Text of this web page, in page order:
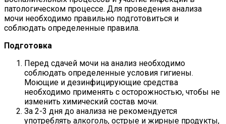
патологическом процессе. Для проведения анализа
мочи необходимо правильно подготовиться и
соблюдать определенные правила.
Подготовка
Перед сдачей мочи на анализ необходимо
соблюдать определенные условия гигиены.
Моющие и дезинфицирующие средства
необходимо применять с осторожностью, чтобы не
изменить химический состав мочи.
За 2-3 дня до анализа не рекомендуется
употреблять алкоголь, острые и жирные продукты,